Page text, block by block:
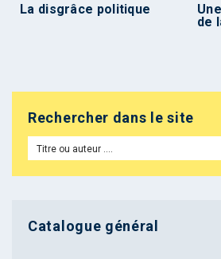
La disgrâce politique
de
Rechercher dans le site
Catalogue général